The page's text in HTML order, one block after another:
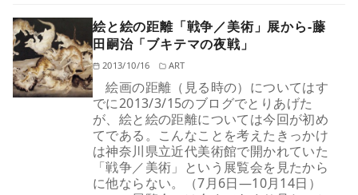
絵と絵の距離「戦争／美術」展から-藤
田嗣治「ブキテマの夜戦」
2013/10/16 ART
絵画の距離（見る時の）についてはす
でに2013/3/15のブログでとりあげた
が、絵と絵の距離については今回が初め
てである。こんなことを考えたきっかけ
は神奈川県立近代美術館で開かれていた
「戦争／美術」という展覧会を見たから
に他ならない。（7月6日—10月14日）